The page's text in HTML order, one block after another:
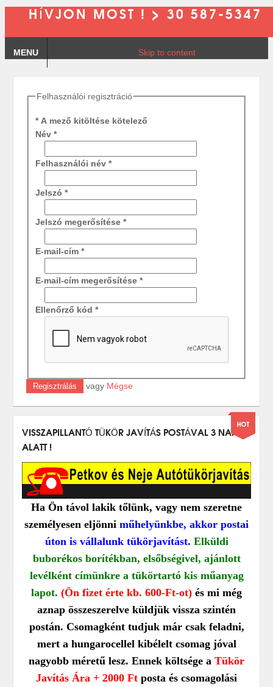
HÍVJON MOST ! > 30 587-5347
MENU Skip to content
Felhasználói regisztráció
*A mező kitöltése kötelező
Név*
Felhasználói név*
Jelszó *
Jelszó megerősítése*
E-mail-cím*
E-mail-cím megerősítése*
Ellenőrző kód *
Regisztrálás vagy Mégse
VISSZAPILLANTÓ TÜKÖR JAVÍTÁS POSTÁVAL 3 NAP
ALATT !
Ha Ön távol lakik tőlünk, vagy nem szeretne
személyesen eljönni műhelyünkbe, akkor postai
úton is vállalunk tükörjavítást. Elküldi
buborékos borítékban, elsőbségivel, ajánlott
levélként címünkre a tükörtartó kis műanyag
lapot. (Ön fizet érte kb. 600-Ft-ot) és mi még
aznap összeszerelve küldjük vissza szintén
postán. Csomagként tudjuk már csak feladni,
mert a hungarocellel kibélelt csomag jóval
nagyobb méretű lesz. Ennek költsége a Tükör
Javítás Ára + 2000 Ft posta és csomagolási